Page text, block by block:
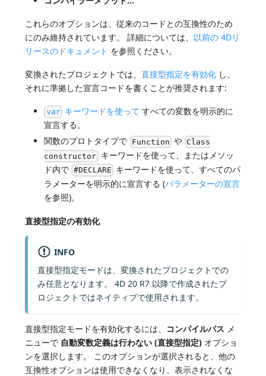
これらのオプションは、従来のコードとの互換性のため
にのみ維持されています。 詳細については、 以前の 4Dリ
リースのドキュメント を参照ください。
変換されたプロジェクトでは、直接型指定を有効化 し、
それに準拠した宣言コードを書くことが推奨されます:
var キーワードを使って すべての変数を明示的に
宣言する。
関数のプロトタイプで Function や Class
constructor キーワードを使って、またはメソッ
ド内で #DECLARE キーワードを使って、すべてのパ
ラメーターを明示的に宣言する (パラメーターの宣言
を参照)。
直接型指定の有効化
INFO
直接型指定モードは、変換されたプロジェクトでの
み任意となります。 4D 20 R7 以降で作成されたプ
ロジェクトではネイティブで使用されます。
直接型指定モードを有効化するには、 コンパイルパス メ
ニューで 自動変数定義は行わない (直接型指定) オプショ
ンを選択します。 このオプションが選択されると、他の
互換性オプションは使用できなくなり、表示されなくな